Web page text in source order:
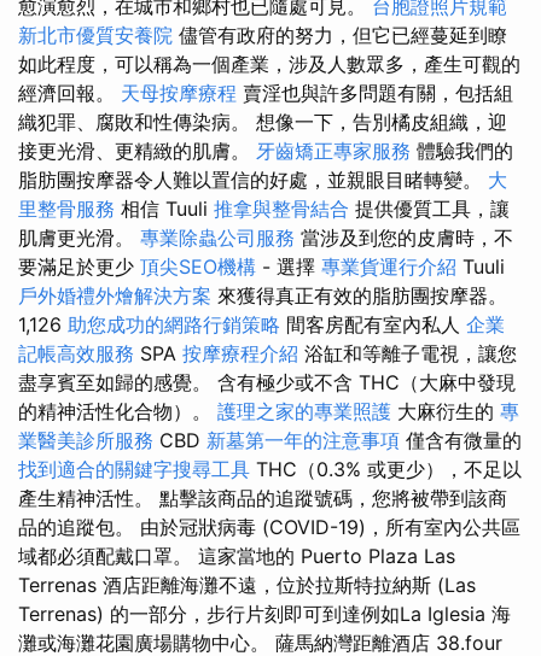
愈演愈烈，在城市和鄉村也已隨處可見。 台胞證照片規範
新北市優質安養院 儘管有政府的努力，但它已經蔓延到瞭
如此程度，可以稱為一個產業，涉及人數眾多，產生可觀的
經濟回報。 天母按摩療程 賣淫也與許多問題有關，包括組
織犯罪、腐敗和性傳染病。 想像一下，告別橘皮組織，迎
接更光滑、更精緻的肌膚。 牙齒矯正專家服務 體驗我們的
脂肪團按摩器令人難以置信的好處，並親眼目睹轉變。 大
里整骨服務 相信 Tuuli 推拿與整骨結合 提供優質工具，讓
肌膚更光滑。 專業除蟲公司服務 當涉及到您的皮膚時，不
要滿足於更少 頂尖SEO機構 - 選擇 專業貨運行介紹 Tuuli
戶外婚禮外燴解決方案 來獲得真正有效的脂肪團按摩器。
1,126 助您成功的網路行銷策略 間客房配有室內私人 企業
記帳高效服務 SPA 按摩療程介紹 浴缸和等離子電視，讓您
盡享賓至如歸的感覺。 含有極少或不含 THC（大麻中發現
的精神活性化合物）。 護理之家的專業照護 大麻衍生的 專
業醫美診所服務 CBD 新墓第一年的注意事項 僅含有微量的
找到適合的關鍵字搜尋工具 THC（0.3% 或更少），不足以
產生精神活性。 點擊該商品的追蹤號碼，您將被帶到該商
品的追蹤包。 由於冠狀病毒 (COVID-19)，所有室內公共區
域都必須配戴口罩。 這家當地的 Puerto Plaza Las
Terrenas 酒店距離海灘不遠，位於拉斯特拉納斯 (Las
Terrenas) 的一部分，步行片刻即可到達例如La Iglesia 海
灘或海灘花園廣場購物中心。 薩馬納灣距離酒店 38.four